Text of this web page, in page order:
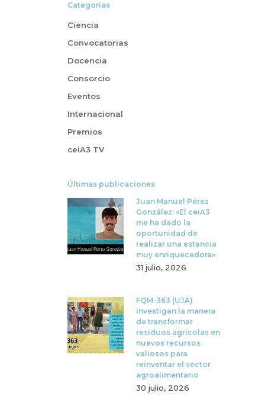
Categorías
Ciencia
Convocatorias
Docencia
Consorcio
Eventos
Internacional
Premios
ceiA3 TV
Últimas publicaciones
Juan Manuel Pérez
González: «El ceiA3
me ha dado la
oportunidad de
realizar una estancia
muy enriquecedora»
31 julio, 2026
FQM-363 (UJA)
investigan la manera
de transformar
residuos agrícolas en
nuevos recursos
valiosos para
reinventar el sector
agroalimentario
30 julio, 2026